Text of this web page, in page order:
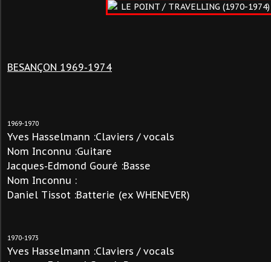
BESANÇON 1969-1974
1969-1970
Yves Hasselmann :Claviers / vocals
Nom Inconnu :Guitare
Jacques-Edmond Gouré :Basse
Nom Inconnu :
Daniel Tissot :Batterie (ex WHENEVER)
1970-1973
Yves Hasselmann :Claviers / vocals